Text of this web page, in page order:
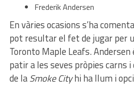
Frederik Andersen
En vàries ocasions s’ha
pot resultar el fet de jugar per
Toronto Maple Leafs. Andersen
patir a les seves pròpies carns
de laSmoke Cityhi ha llum i